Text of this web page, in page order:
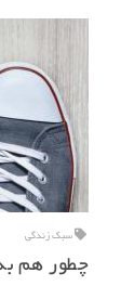
سبک زندگی
چطور هم